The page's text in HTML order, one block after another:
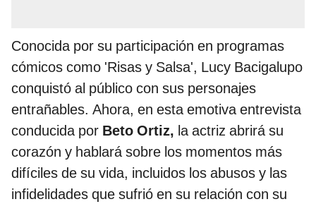
Conocida por su participación en programas
cómicos como 'Risas y Salsa', Lucy Bacigalupo
conquistó al público con sus personajes
entrañables. Ahora, en esta emotiva entrevista
conducida por Beto Ortiz, la actriz abrirá su
corazón y hablará sobre los momentos más
difíciles de su vida, incluidos los abusos y las
infidelidades que sufrió en su relación con su